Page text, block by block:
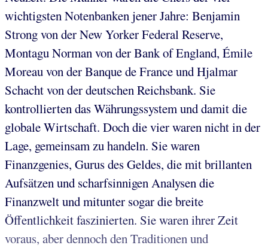
wichtigsten Notenbanken jener Jahre: Benjamin
Strong von der New Yorker Federal Reserve,
Montagu Norman von der Bank of England, Émile
Moreau von der Banque de France und Hjalmar
Schacht von der deutschen Reichsbank. Sie
kontrollierten das Währungssystem und damit die
globale Wirtschaft. Doch die vier waren nicht in der
Lage, gemeinsam zu handeln. Sie waren
Finanzgenies, Gurus des Geldes, die mit brillanten
Aufsätzen und scharfsinnigen Analysen die
Finanzwelt und mitunter sogar die breite
Öffentlichkeit faszinierten. Sie waren ihrer Zeit
voraus, aber dennoch den Traditionen und